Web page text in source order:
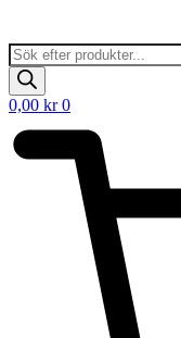
Products
search
0,00 kr 0